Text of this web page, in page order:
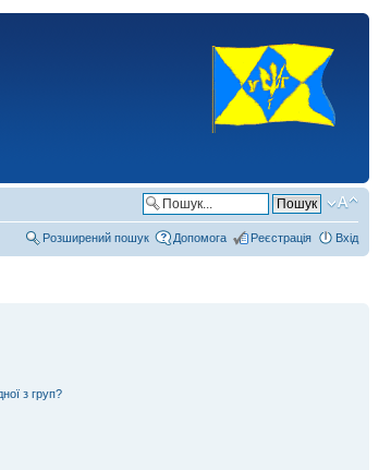
Розширений пошук Допомога Реєстрація Вхід
з груп?